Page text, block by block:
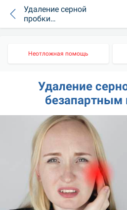
Удаление серной
пробки
безапартным
Неотложная помощь
Удаление
безапартным